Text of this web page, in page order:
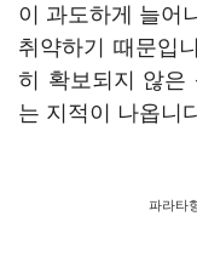
이 과도하게 늘어
취약하기 때문입
히 확보되지 않은
는 지적이 나옵니
파라타